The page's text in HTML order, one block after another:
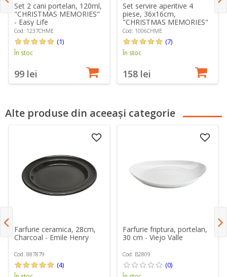
Set 2 cani portelan, 120ml,
"CHRISTMAS MEMORIES"
- Easy Life
Cod: 1237CHME
(1)
În stoc
99 lei
Set servire aperitive 4
piese, 36x16cm,
"CHRISTMAS MEMORIES"
- Easy Life
Cod: 1006CHME
(7)
În stoc
158 lei
Alte produse din aceeași categorie
Farfurie ceramica, 28cm,
Charcoal - Emile Henry
Cod: 887879
(4)
Farfurie friptura, portelan,
30 cm - Viejo Valle
Cod: B2809
(0)